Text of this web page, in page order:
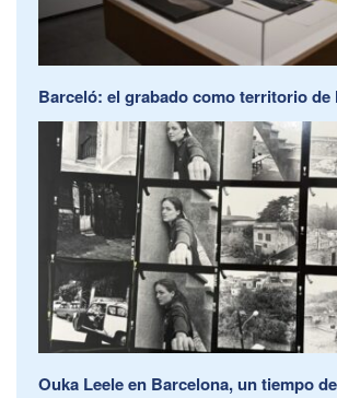
Barceló: el grabado como territorio de
Ouka Leele en Barcelona, un tiempo